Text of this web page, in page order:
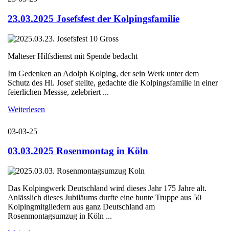
23.03.2025 Josefsfest der Kolpingsfamilie
Malteser Hilfsdienst mit Spende bedacht
Im Gedenken an Adolph Kolping, der sein Werk unter dem
Schutz des Hl. Josef stellte, gedachte die Kolpingsfamilie in einer
feierlichen Messse, zelebriert ...
Weiterlesen
03-03-25
03.03.2025 Rosenmontag in Köln
Das Kolpingwerk Deutschland wird dieses Jahr 175 Jahre alt.
Anlässlich dieses Jubiläums durfte eine bunte Truppe aus 50
Kolpingmitgliedern aus ganz Deutschland am
Rosenmontagsumzug in Köln ...